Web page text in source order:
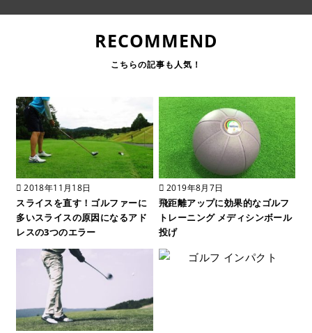
RECOMMEND
2018年11月18日
スライスを直す！ゴルファーに
多いスライスの原因になるアド
レスの3つのエラー
2019年8月7日
飛距離アップに効果的なゴルフ
トレーニング メディシンボール
投げ